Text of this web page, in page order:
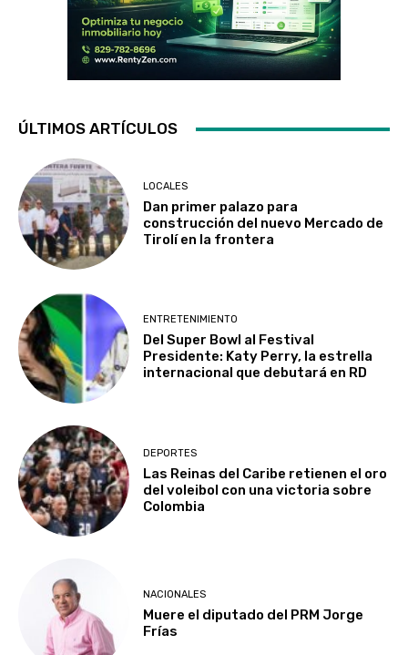
ÚLTIMOS ARTÍCULOS
LOCALES
Dan primer palazo para
construcción del nuevo Mercado de
Tirolí en la frontera
ENTRETENIMIENTO
Del Super Bowl al Festival
Presidente: Katy Perry, la estrella
internacional que debutará en RD
DEPORTES
Las Reinas del Caribe retienen el oro
del voleibol con una victoria sobre
Colombia
NACIONALES
Muere el diputado del PRM Jorge
Frías